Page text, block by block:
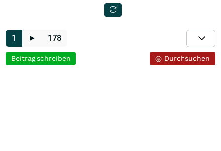
1 ► 178
Durchsuchen
Beitrag schreiben